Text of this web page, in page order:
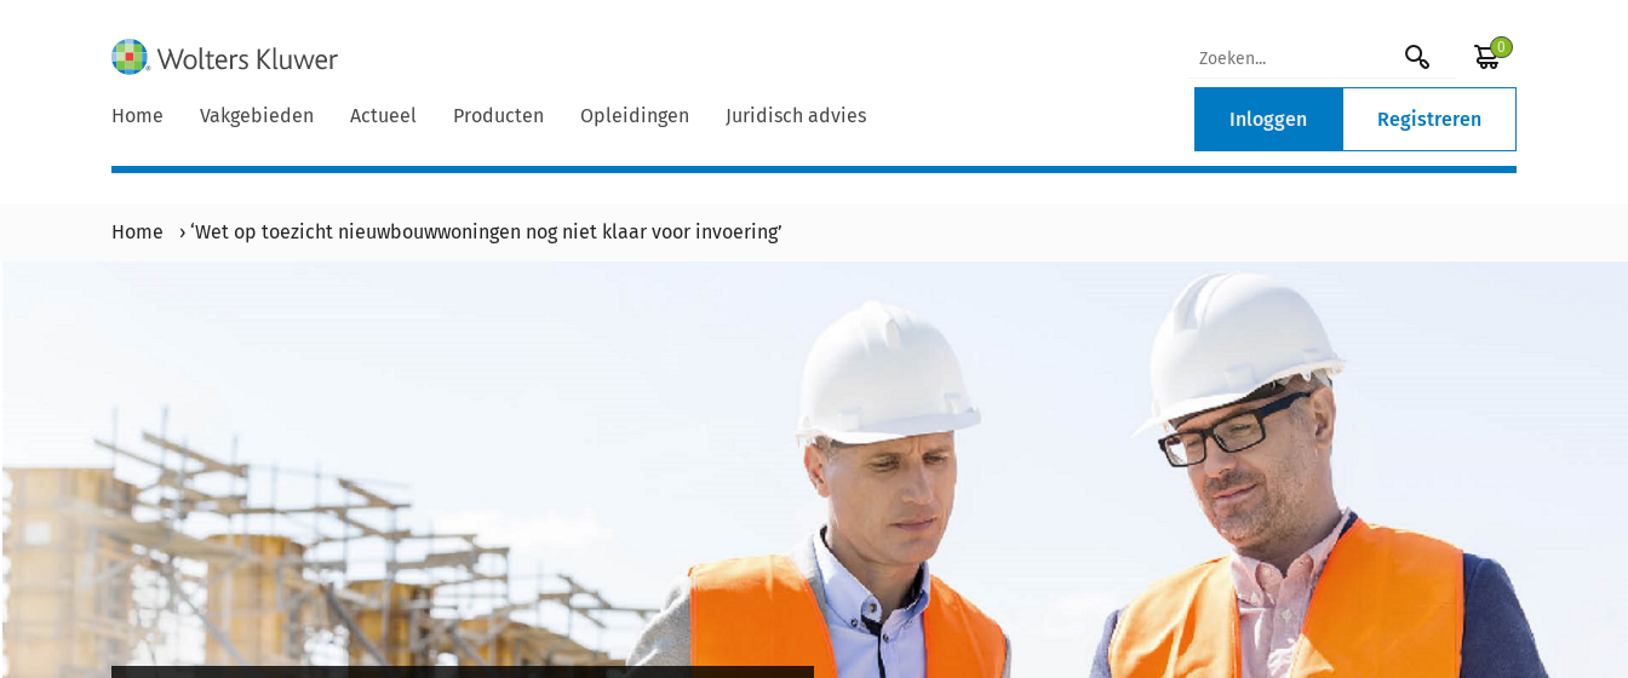
0
Home Vakgebieden Actueel Producten Opleidingen Juridisch advies Inloggen Registreren
Home › ‘Wet op toezicht nieuwbouwwoningen nog niet klaar voor invoering’